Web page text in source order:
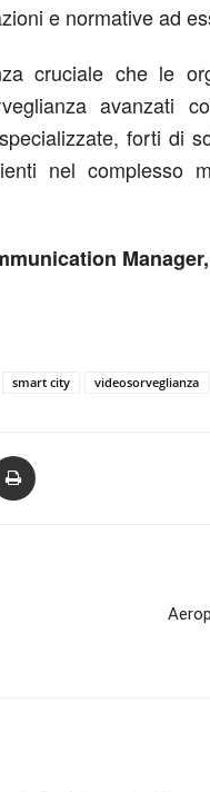
e normative ad
cruciale che le
avanzati
forti di
nel complesso
smart city videosorveglianza